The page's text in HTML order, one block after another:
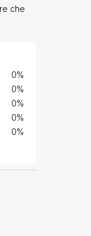
che
0%
0%
0%
0%
0%